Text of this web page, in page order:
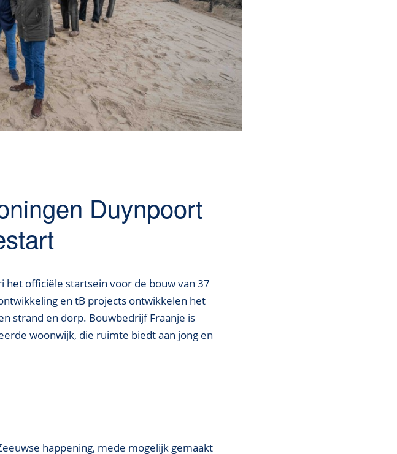
Duynpoort
het officiële startsein voor de bouw van 37
en tB projects ontwikkelen het
strand en dorp. Bouwbedrijf Fraanje is
woonwijk, die ruimte biedt aan jong en
happening, mede mogelijk gemaakt